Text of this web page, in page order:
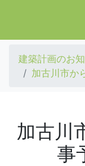
建築計画のお
加古川市か
加古川
事